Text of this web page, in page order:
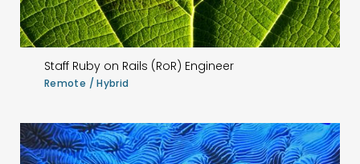
Staff Ruby on Rails (RoR) Engineer
Remote / Hybrid